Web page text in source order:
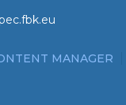
MANAGER